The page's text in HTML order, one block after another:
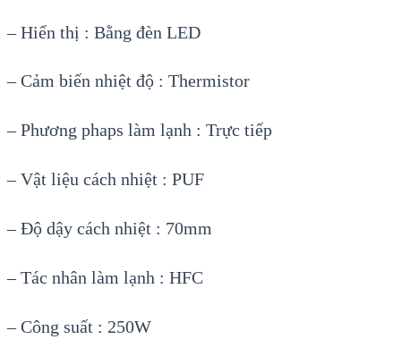
– Hiển thị : Bằng đèn LED
– Cảm biến nhiệt độ : Thermistor
– Phương phaps làm lạnh : Trực tiếp
– Vật liệu cách nhiệt : PUF
– Độ dậy cách nhiệt : 70mm
– Tác nhân làm lạnh : HFC
– Công suất : 250W